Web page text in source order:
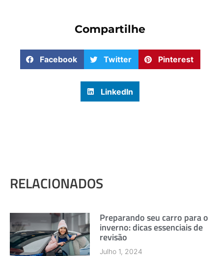
Compartilhe
Facebook Twitter Pinterest
LinkedIn
RELACIONADOS
Preparando seu carro para o
inverno: dicas essenciais de
revisão
Julho 1, 2024